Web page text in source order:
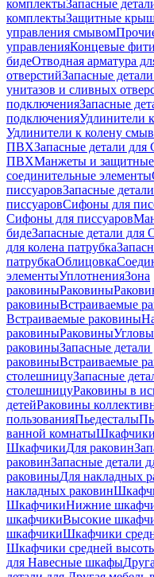
комплектыЗапасные
комплектыЗащитные
управления смывом
управленияКонцевые
бидеОтводная арматура
отверстийЗапасные
унитазов и сливных
подключенияЗапасные
подключенияУдлинители
Удлинители к колену
ПВХЗапасные детали
ПВХМанжеты и защитные
соединительные элементы
писсуаровЗапасные
писсуаровCифоны для
Cифоны для писсуаров
бидеЗапасные детали для
для колена патрубка
патрубкаОблицовка
элементыУплотненияЗона
раковиныРаковины
раковиныВстраиваемые
Встраиваемые раковины
раковиныРаковины
раковиныЗапасные
раковиныВстраиваемые
столешницуЗапасные
столешницуРаковины в
детейРаковины
пользованияПьедесталы
ванной комнатыШкафчики
ШкафчикиДля раковин
раковинЗапасные детали
раковиныДля накладных
накладных pаковин
ШкафчикиНижние
шкафчикиВысокие
шкафчикиШкафчики
Шкафчики средней
для Навесные шкафы